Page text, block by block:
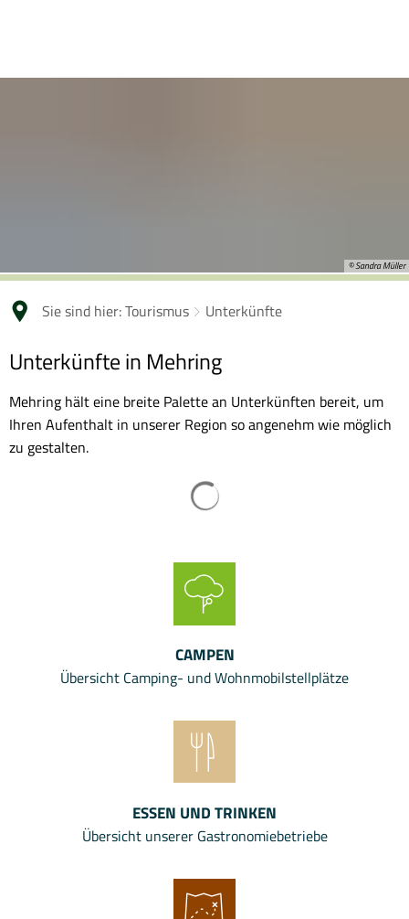
© Sandra Müller
Sie sind hier:Tourismus Unterkünfte
Unterkünfte
Unterkünfte in Mehring
Mehring hält eine breite Palette an Unterkünften bereit, um
Ihren Aufenthalt in unserer Region so angenehm wie möglich
zu gestalten.
CAMPEN
Übersicht Camping- und Wohnmobilstellplätze
ESSEN UND TRINKEN
Übersicht unserer Gastronomiebetriebe